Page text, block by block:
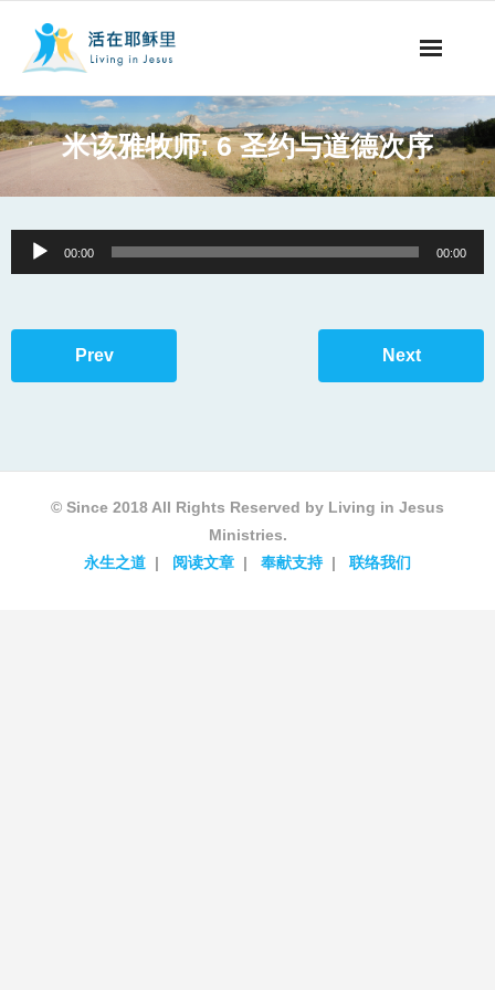
事工概要
阅读文章
米该雅牧师: 6 圣约与道德次序
Audio
Player
00:00 00:00
Prev Next
© Since 2018 All Rights Reserved by Living in Jesus
Ministries.
永生之道
阅读文章 奉献支持 联络我们